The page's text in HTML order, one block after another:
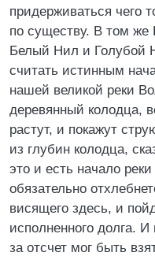
придерживаться чего
по существу. В том же
Белый Нил и Голубой
считать истинным
нашей великой реки
деревянный колодца,
растут, и покажут
из глубин колодца,
это и есть начало
обязательно
висящего здесь, и
исполненного долга.
за отсчет мог быть